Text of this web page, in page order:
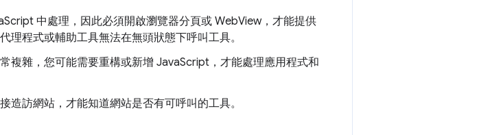
中處理，因此必須開啟瀏覽器分頁或 WebView，才能提供
理程式或輔助工具無法在無頭狀態下呼叫工具。
複雜，您可能需要重構或新增 JavaScript，才能處理應用程式和
造訪網站，才能知道網站是否有可呼叫的工具。